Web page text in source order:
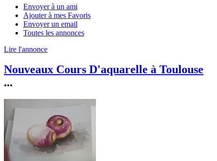
Envoyer à un ami
Ajouter à mes Favoris
Envoyer un email
Toutes les annonces
Lire l'annonce
Nouveaux Cours D'aquarelle à Toulouse
...